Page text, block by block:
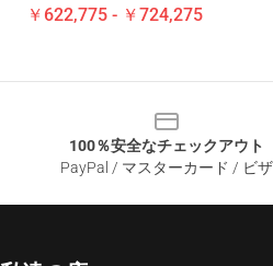
￥622,775 - ￥724,275
100％安全なチェックアウト
PayPal / マスターカード / ビザ